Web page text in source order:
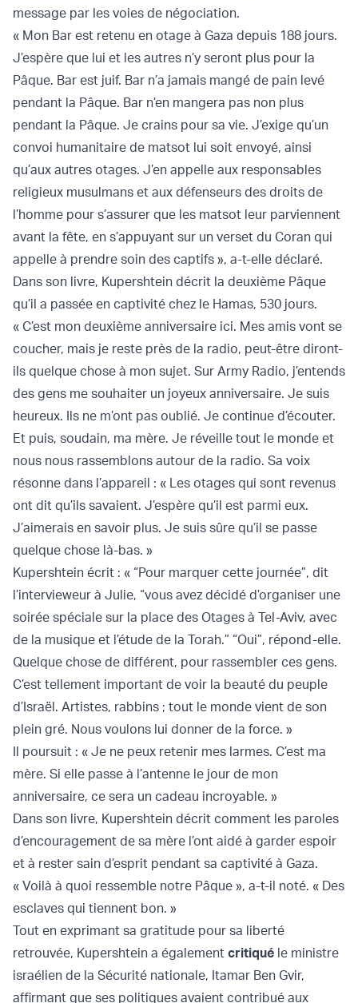
message par les voies de négociation.
« Mon Bar est retenu en otage à Gaza depuis 188 jours.
J’espère que lui et les autres n’y seront plus pour la
Pâque. Bar est juif. Bar n’a jamais mangé de pain levé
pendant la Pâque. Bar n’en mangera pas non plus
pendant la Pâque. Je crains pour sa vie. J’exige qu’un
convoi humanitaire de matsot lui soit envoyé, ainsi
qu’aux autres otages. J’en appelle aux responsables
religieux musulmans et aux défenseurs des droits de
l’homme pour s’assurer que les matsot leur parviennent
avant la fête, en s’appuyant sur un verset du Coran qui
appelle à prendre soin des captifs », a-t-elle déclaré.
Dans son livre, Kupershtein décrit la deuxième Pâque
qu’il a passée en captivité chez le Hamas, 530 jours.
« C’est mon deuxième anniversaire ici. Mes amis vont se
coucher, mais je reste près de la radio, peut-être diront-
ils quelque chose à mon sujet. Sur Army Radio, j’entends
des gens me souhaiter un joyeux anniversaire. Je suis
heureux. Ils ne m’ont pas oublié. Je continue d’écouter.
Et puis, soudain, ma mère. Je réveille tout le monde et
nous nous rassemblons autour de la radio. Sa voix
résonne dans l’appareil : « Les otages qui sont revenus
ont dit qu’ils savaient. J’espère qu’il est parmi eux.
J’aimerais en savoir plus. Je suis sûre qu’il se passe
quelque chose là-bas. »
Kupershtein écrit : « “Pour marquer cette journée”, dit
l’intervieweur à Julie, “vous avez décidé d’organiser une
soirée spéciale sur la place des Otages à Tel-Aviv, avec
de la musique et l’étude de la Torah.” “Oui”, répond-elle.
Quelque chose de différent, pour rassembler ces gens.
C’est tellement important de voir la beauté du peuple
d’Israël. Artistes, rabbins ; tout le monde vient de son
plein gré. Nous voulons lui donner de la force. »
Il poursuit : « Je ne peux retenir mes larmes. C’est ma
mère. Si elle passe à l’antenne le jour de mon
anniversaire, ce sera un cadeau incroyable. »
Dans son livre, Kupershtein décrit comment les paroles
d’encouragement de sa mère l’ont aidé à garder espoir
et à rester sain d’esprit pendant sa captivité à Gaza.
« Voilà à quoi ressemble notre Pâque », a-t-il noté. « Des
esclaves qui tiennent bon. »
Tout en exprimant sa gratitude pour sa liberté
retrouvée, Kupershtein a également critiqué le ministre
israélien de la Sécurité nationale, Itamar Ben Gvir,
affirmant que ses politiques avaient contribué aux